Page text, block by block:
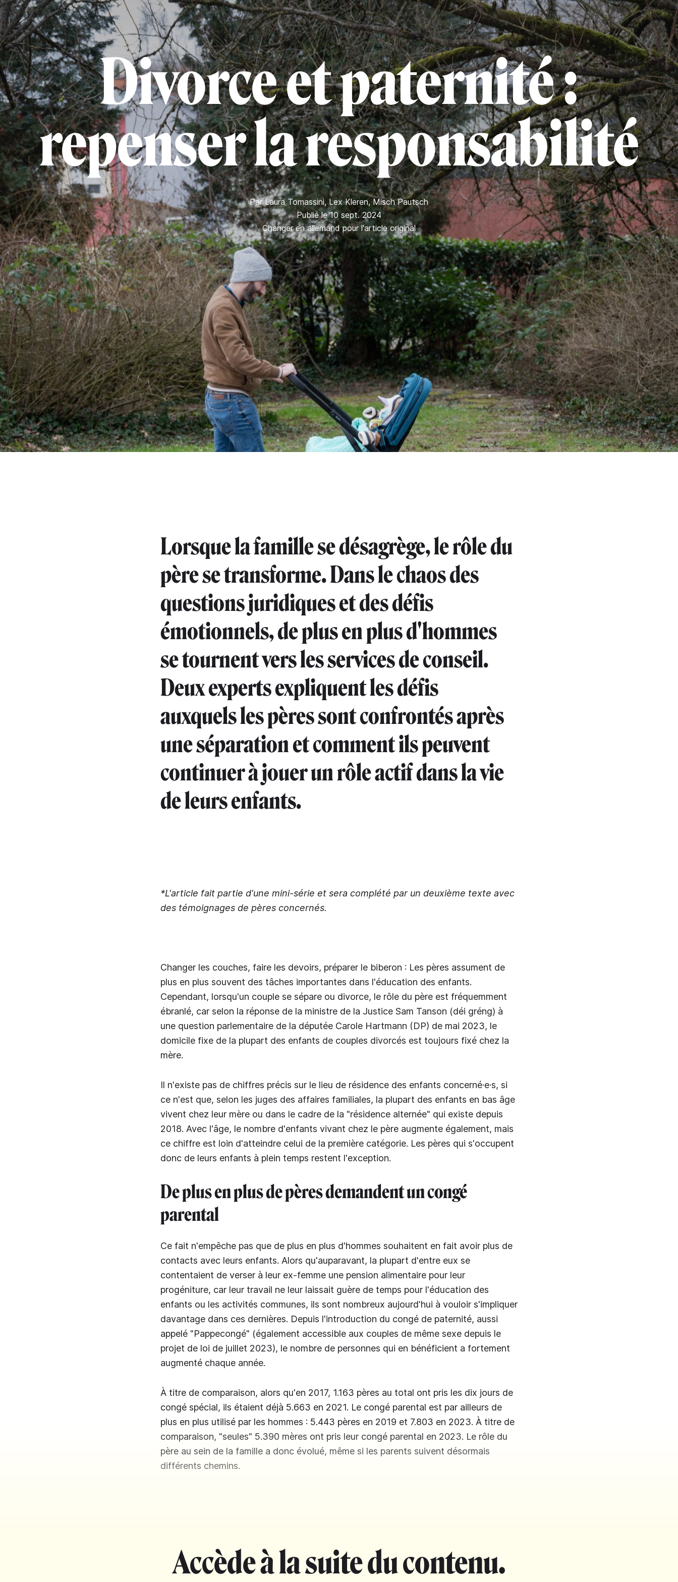
Divorce et paternité :
repenser la responsabilité
ParLaura Tomassini, Lex Kleren,Misch Pautsch
Publié le 10 sept. 2024
Changer en allemand pour l'article original
Lorsque la famille se désagrège, le rôle du
père se transforme. Dans le chaos des
questions juridiques et des défis
émotionnels, de plus en plus d'hommes
se tournent vers les services de conseil.
Deux experts expliquent les défis
auxquels les pères sont confrontés après
une séparation et comment ils peuvent
continuer à jouer un rôle actif dans la vie
de leurs enfants.
*L'article fait partie d'une mini-série et sera complété par un deuxième texte avec
des témoignages de pères concernés.
Changer les couches, faire les devoirs, préparer le biberon : Les pères assument de
plus en plus souvent des tâches importantes dans l'éducation des enfants.
Cependant, lorsqu'un couple se sépare ou divorce, le rôle du père est fréquemment
ébranlé, car selon la réponse de la ministre de la Justice Sam Tanson (déi gréng) à
une question parlementaire de la députée Carole Hartmann (DP) de mai 2023, le
domicile fixe de la plupart des enfants de couples divorcés est toujours fixé chez la
mère.
Il n'existe pas de chiffres précis sur le lieu de résidence des enfants concerné·e·s, si
ce n'est que, selon les juges des affaires familiales, la plupart des enfants en bas âge
vivent chez leur mère ou dans le cadre de la "résidence alternée" qui existe depuis
2018. Avec l'âge, le nombre d'enfants vivant chez le père augmente également, mais
ce chiffre est loin d'atteindre celui de la première catégorie. Les pères qui s'occupent
donc de leurs enfants à plein temps restent l'exception.
De plus en plus de pères demandent un congé
parental
Ce fait n'empêche pas que de plus en plus d'hommes souhaitent en fait avoir plus de
contacts avec leurs enfants. Alors qu'auparavant, la plupart d'entre eux se
contentaient de verser à leur ex-femme une pension alimentaire pour leur
progéniture, car leur travail ne leur laissait guère de temps pour l'éducation des
enfants ou les activités communes, ils sont nombreux aujourd'hui à vouloir s'impliquer
davantage dans ces dernières. Depuis l'introduction du congé de paternité, aussi
appelé "Pappecongé" (également accessible aux couples de même sexe depuis le
projet de loi de juillet 2023), le nombre de personnes qui en bénéficient a fortement
augmenté chaque année.
À titre de comparaison, alors qu'en 2017, 1.163 pères au total ont pris les dix jours de
congé spécial, ils étaient déjà 5.663 en 2021. Le congé parental est par ailleurs de
plus en plus utilisé par les hommes : 5.443 pères en 2019 et 7.803 en 2023. À titre de
comparaison, "seules" 5.390 mères ont pris leur congé parental en 2023. Le rôle du
père au sein de la famille a donc évolué, même si les parents suivent désormais
différents chemins.
Accède à la suite du contenu.